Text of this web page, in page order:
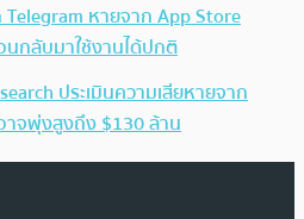
หายจาก App Store
นกลับมาใช้งานได้ปกติ
ประเมินความเสียหายจาก
าจพุ่งสูงถึง $130 ล้าน